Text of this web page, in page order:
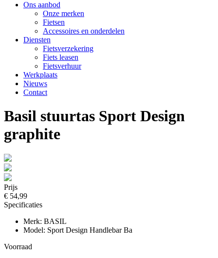
Ons aanbod
Onze merken
Fietsen
Accessoires en onderdelen
Diensten
Fietsverzekering
Fiets leasen
Fietsverhuur
Werkplaats
Nieuws
Contact
Basil stuurtas Sport Design
graphite
Prijs
€ 54,99
Specificaties
Merk: BASIL
Model: Sport Design Handlebar Ba
Voorraad